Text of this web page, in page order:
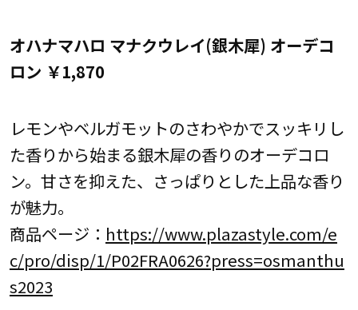
オハナマハロ マナクウレイ(銀木犀) オーデコ
ロン ￥1,870
レモンやベルガモットのさわやかでスッキリし
た香りから始まる銀木犀の香りのオーデコロ
ン。甘さを抑えた、さっぱりとした上品な香り
が魅力。
商品ページ： https://www.plazastyle.com/e
c/pro/disp/1/P02FRA0626?press=osmanthu
s2023